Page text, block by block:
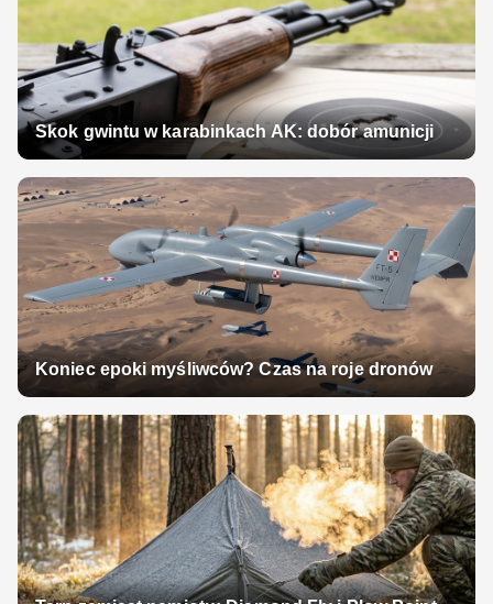
Skok gwintu w karabinkach AK: dobór amunicji
Koniec epoki myśliwców? Czas na roje dronów